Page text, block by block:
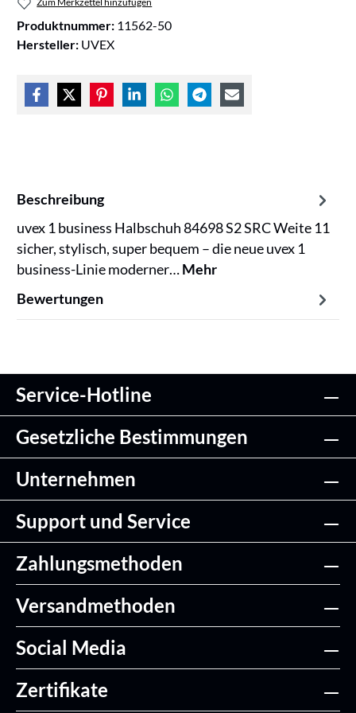
Produktnummer: 11562-50
Hersteller: UVEX
Beschreibung
uvex 1 business Halbschuh 84698 S2 SRC Weite 11
sicher, stylisch, super bequem – die neue uvex 1
business-Linie moderner…Mehr
Bewertungen
Service-Hotline
Gesetzliche Bestimmungen
Unternehmen
Support und Service
Zahlungsmethoden
Versandmethoden
Social Media
Zertifikate